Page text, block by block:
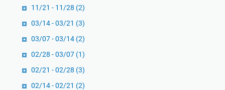
11/21 - 11/28 (2)
03/14 - 03/21 (3)
03/07 - 03/14 (2)
02/28 - 03/07 (1)
02/21 - 02/28 (3)
02/14 - 02/21 (2)